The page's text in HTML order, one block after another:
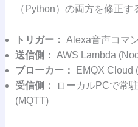
（Python）の両方を修正す
トリガー： Alexa音声コマ
送信側： AWS Lambda
ブローカー：
EMQX Cloud
受信側：
ローカルPCで常
(MQTT)